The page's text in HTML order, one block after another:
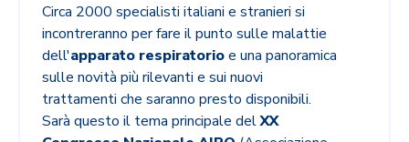
Circa 2000 specialisti italiani e stranieri si
incontreranno per fare il punto sulle malattie
dell'apparato respiratorioe una panoramica
sulle novità più rilevanti e sui nuovi
trattamenti che saranno presto disponibili.
Sarà questo il tema principale delXX